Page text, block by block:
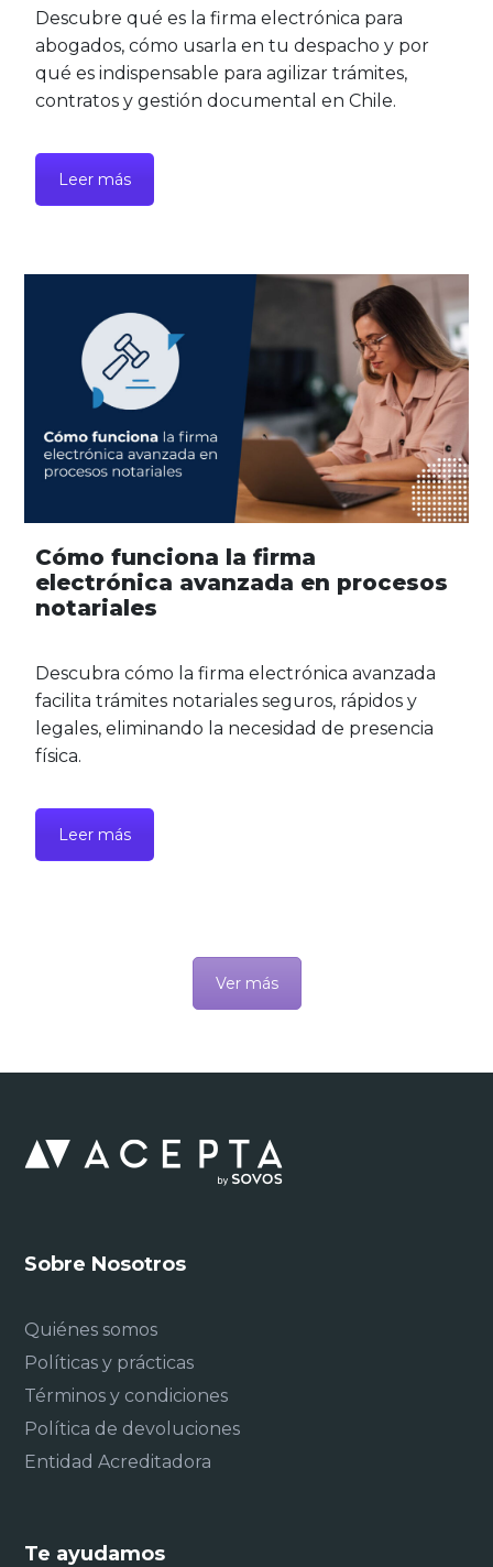
Descubre qué es la firma electrónica para
abogados, cómo usarla en tu despacho y por
qué es indispensable para agilizar trámites,
contratos y gestión documental en Chile.
Leer más
Cómo funciona la firma
electrónica avanzada en procesos
notariales
Descubra cómo la firma electrónica avanzada
facilita trámites notariales seguros, rápidos y
legales, eliminando la necesidad de presencia
física.
Leer más
Ver más
Sobre Nosotros
Quiénes somos
Políticas y prácticas
Términos y condiciones
Política de devoluciones
Entidad Acreditadora
Te ayudamos